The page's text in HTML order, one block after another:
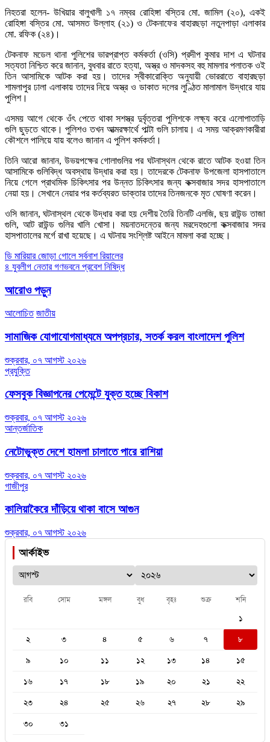
নিহতরা হলেন- উখিয়ার বালুখালী ১৭ নম্বর রোহিঙ্গা বস্তির মো. জামিল (২০), একই
রোহিঙ্গা বস্তির মো. আসমত উল্লাহ (২১) ও টেকনাফের বাহারছড়া নতুনপাড়া এলাকার
মো. রফিক (২৪)।
টেকনাফ মডেল থানা পুলিশের ভারপ্রাপ্ত কর্মকর্তা (ওসি) প্রদীপ কুমার দাশ এ ঘটনার
সত্যতা নিশ্চিত করে জানান, বুধবার রাতে হত্যা, অস্ত্র ও মাদকসহ বহু মামলার পলাতক ওই
তিন আসামিকে আটক করা হয়। তাদের স্বীকারোক্তি অনুযায়ী ভোররাতে বাহারছড়া
শামলাপুর ঢালা এলাকায় তাদের নিয়ে অস্ত্র ও ডাকাত দলের লুণ্ঠিত মালামাল উদ্ধারে যায়
পুলিশ।
এসময় আগে থেকে ওঁৎ পেতে থাকা সশস্ত্র দুর্বৃত্তরা পুলিশকে লক্ষ্য করে এলোপাতাড়ি
গুলি ছুড়তে থাকে। পুলিশও তখন আত্মরক্ষার্থে পাল্টা গুলি চালায়। এ সময় আক্রমণকারীরা
কৌশলে পালিয়ে যায় বলেও জানান এ পুলিশ কর্মকর্তা।
তিনি আরো জানান, উভয়পক্ষের গোলাগুলির পর ঘটনাস্থল থেকে রাতে আটক হওয়া তিন
আসামিকে গুলিবিদ্ধ অবস্থায় উদ্ধার করা হয়। তাদেরকে টেকনাফ উপজেলা হাসপাতালে
নিয়ে গেলে প্রাথমিক চিকিৎসার পর উন্নত চিকিৎসার জন্য কক্সবাজার সদর হাসপাতালে
নেয়া হয়। সেখানে নেয়ার পর কর্তব্যরত ডাক্তার তাদের তিনজনকে মৃত ঘোষণা করেন।
ওসি জানান, ঘটনাস্থল থেকে উদ্ধার করা হয় দেশীয় তৈরি তিনটি এলজি, ছয় রাউন্ড তাজা
গুলি, আট রাউন্ড গুলির খালি খোসা। ময়নাতদন্তের জন্য মরদেহগুলো কক্সবাজার সদর
হাসপাতালের মর্গে রাখা হয়েছে। এ ঘটনায় সংশ্লিষ্ট আইনে মামলা করা হচ্ছে।
Post
navigation
ডি মারিয়ার জোড়া গোলে সর্বনাশ রিয়ালের
৪ যুবলীগ নেতার গণভবনে প্রবেশ নিষিদ্ধ
আরোও পড়ুন
আলোচিত জাতীয়
সামাজিক যোগাযোগমাধ্যমে অপপ্রচার, সতর্ক করল বাংলাদেশ পুলিশ
শুক্রবার, ০৭ আগস্ট ২০২৬
প্রযুক্তি
ফেসবুক বিজ্ঞাপনের পেমেন্টে যুক্ত হচ্ছে বিকাশ
শুক্রবার, ০৭ আগস্ট ২০২৬
আন্তর্জাতিক
নেটোভুক্ত দেশে হামলা চালাতে পারে রাশিয়া
শুক্রবার, ০৭ আগস্ট ২০২৬
গাজীপুর
কালিয়াকৈরে দাঁড়িয়ে থাকা বাসে আগুন
শুক্রবার, ০৭ আগস্ট ২০২৬
আর্কাইভ
রবি সোম মঙ্গল বুধ বৃহঃ শুক্র শনি
১
২
৩ ৪ ৫ ৬ ৭
৮
৯
১০ ১১ ১২ ১৩ ১৪
১৫
১৬
১৭ ১৮ ১৯ ২০ ২১
২২
২৩
২৪ ২৫ ২৬ ২৭ ২৮
২৯
৩০
৩১